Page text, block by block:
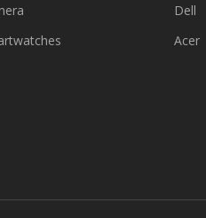
Dell
Acer